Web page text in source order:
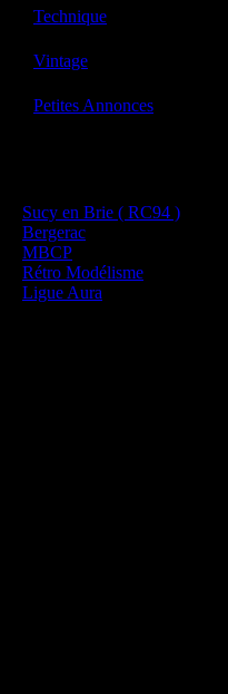
Technique
Vintage
Petites Annonces
Sucy en Brie ( RC94 )
Bergerac
MBCP
Rétro Modélisme
Ligue Aura